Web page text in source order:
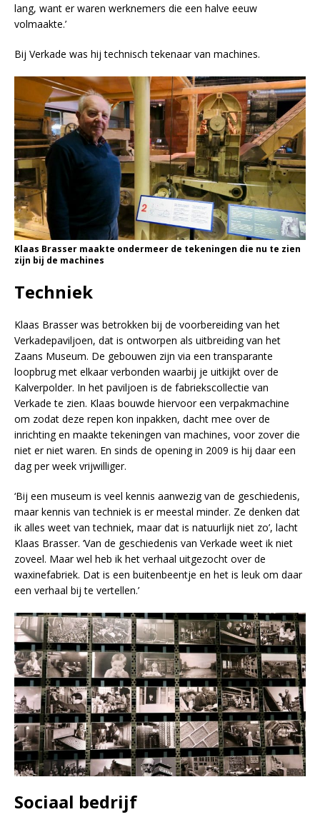
lang, want er waren werknemers die een halve eeuw
volmaakte.’
Bij Verkade was hij technisch tekenaar van machines.
Klaas Brasser maakte ondermeer de tekeningen die nu te zien
zijn bij de machines
Techniek
Klaas Brasser was betrokken bij de voorbereiding van het
Verkadepaviljoen, dat is ontworpen als uitbreiding van het
Zaans Museum. De gebouwen zijn via een transparante
loopbrug met elkaar verbonden waarbij je uitkijkt over de
Kalverpolder. In het paviljoen is de fabriekscollectie van
Verkade te zien. Klaas bouwde hiervoor een verpakmachine
om zodat deze repen kon inpakken, dacht mee over de
inrichting en maakte tekeningen van machines, voor zover die
niet er niet waren. En sinds de opening in 2009 is hij daar een
dag per week vrijwilliger.
‘Bij een museum is veel kennis aanwezig van de geschiedenis,
maar kennis van techniek is er meestal minder. Ze denken dat
ik alles weet van techniek, maar dat is natuurlijk niet zo’, lacht
Klaas Brasser. ‘Van de geschiedenis van Verkade weet ik niet
zoveel. Maar wel heb ik het verhaal uitgezocht over de
waxinefabriek. Dat is een buitenbeentje en het is leuk om daar
een verhaal bij te vertellen.’
Sociaal bedrijf